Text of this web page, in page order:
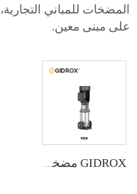
المضخات للمباني
على مبنى معين.
GIDROX مضخة متعددة المراحل عمودية من الفولاذ المقاوم للصدأ - GVS